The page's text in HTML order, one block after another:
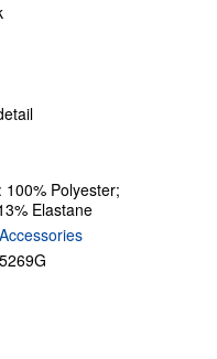
Polyester;
Elastane
Accessories